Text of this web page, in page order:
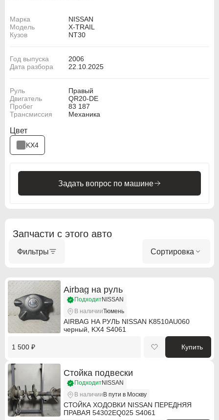
Марка
NISSAN
Модель
X-TRAIL
Кузов
NT30
Год выпуска
2006
Дата разбора
22.10.2025
Руль
Правый
Двигатель
QR20-DE
Пробег
83 187
Трансмиссия
Механика
Цвет
KX4
Задать вопрос по машине
Запчасти с этого авто
Фильтры Сортировка
Airbag на руль
В наличииТюмень
ПодходитNISSAN
AIRBAG НА РУЛЬ NISSAN K8510AU060
черный, KX4 S4061
1 500 ₽ Купить
Стойка подвески
В наличии В пути в Москву
ПодходитNISSAN
СТОЙКА ХОДОВКИ NISSAN ПЕРЕДНЯЯ
ПРАВАЯ 54302EQ025 S4061
Audi
BMW
Buick
Chrysler
Citroen
Citroen PSA
Daewoo
Dodge
DS Automobiles
Audi
BMW
Buick
Chrysler
Citroen
Citroen PSA
Daewoo
Dodge
DS Automobiles